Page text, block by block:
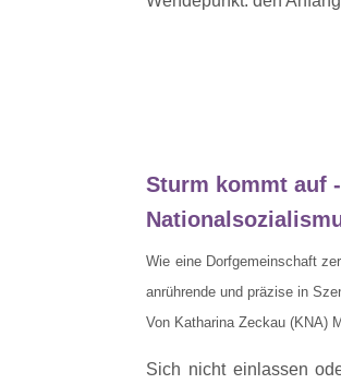
Sturm kommt auf
Wie eine Dorfgemeinschaft
anrührende und präzise in
Von Katharina Zeckau (KNA)
Sich nicht einlassen